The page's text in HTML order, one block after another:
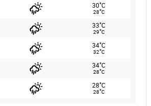
30°C
28°C
33°C
29°C
34°C
32°C
34°C
28°C
28°C
28°C